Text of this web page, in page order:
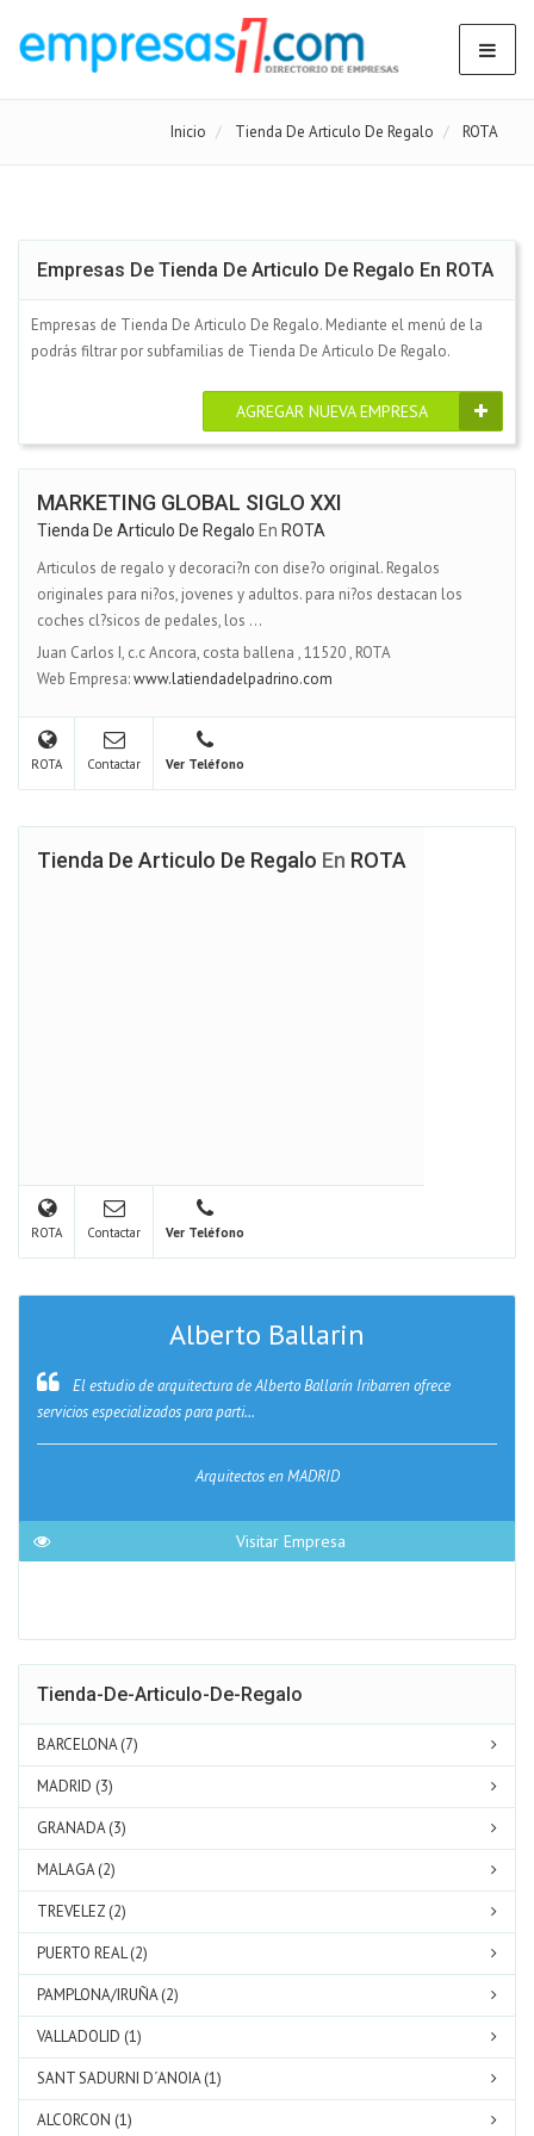
Inicio Tienda De Articulo De Regalo ROTA
Empresas De Tienda De Articulo De Regalo En ROTA
Empresas de Tienda De Articulo De Regalo. Mediante el menú de la
podrás filtrar por subfamilias de Tienda De Articulo De Regalo.
AGREGAR NUEVA EMPRESA
MARKETING GLOBAL SIGLO XXI
Tienda De Articulo De Regalo En ROTA
Articulos de regalo y decoraci?n con dise?o original. Regalos
originales para ni?os, jovenes y adultos. para ni?os destacan los
coches cl?sicos de pedales, los ...
Juan Carlos I, c.c Ancora, costa ballena ,11520, ROTA
Web Empresa:www.latiendadelpadrino.com
ROTA Contactar Ver Teléfono
Tienda De Articulo De Regalo En ROTA
ROTA Contactar Ver Teléfono
Alberto Ballarin
El estudio de arquitectura de Alberto Ballarín Iribarren ofrece
servicios especializados para parti...
Arquitectos en MADRID
Visitar Empresa
Tienda-De-Articulo-De-Regalo
BARCELONA (7)
MADRID (3)
GRANADA (3)
MALAGA (2)
TREVELEZ (2)
PUERTO REAL (2)
PAMPLONA/IRUÑA (2)
VALLADOLID (1)
SANT SADURNI D´ANOIA (1)
ALCORCON (1)